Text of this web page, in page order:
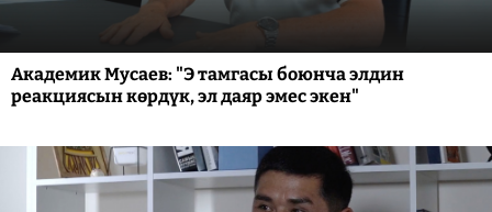
Академик Мусаев: "Э тамгасы боюнча элдин
реакциясын көрдүк, эл даяр эмес экен"